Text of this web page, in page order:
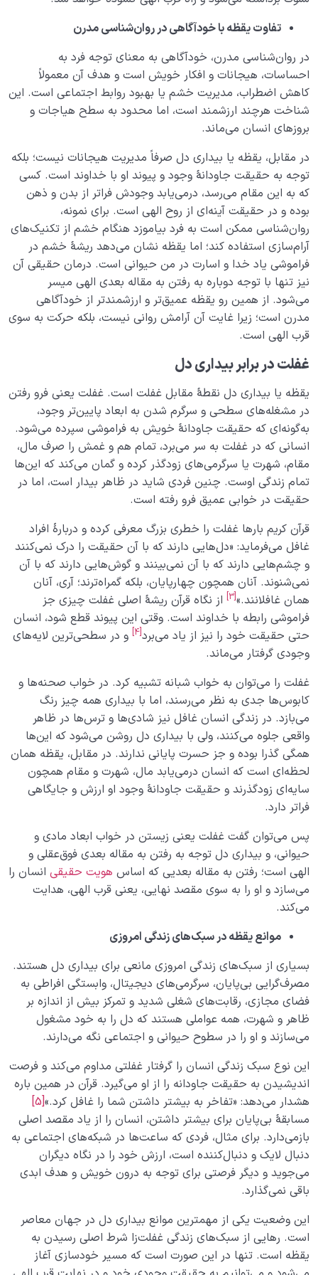
تفاوت یقظه با خودآگاهی در روان‌شناسی مدرن
در روان‌شناسی مدرن، خودآگاهی به معنای توجه فرد به
احساسات، هیجانات و افکار خویش است و هدف آن معمولاً
کاهش اضطراب، مدیریت خشم یا بهبود روابط اجتماعی است. این
شناخت هرچند ارزشمند است، اما محدود به سطح هیاجات و
بروزهای انسان می‌ماند.
در مقابل، یقظه یا بیداری دل صرفاً مدیریت هیجانات نیست؛ بلکه
توجه به حقیقت جاودانۀ وجود و پیوند او با خداوند است. کسی
که به این مقام می‌رسد، در‌می‌یابد وجودش فراتر از بدن و ذهن
بوده و در حقیقت آینه‌ای از روح الهی است. برای نمونه،
روان‌شناسی ممکن است به فرد بیاموزد هنگام خشم از تکنیک‌های
آرام‌سازی استفاده کند؛ اما یقظه نشان می‌دهد ریشۀ خشم در
فراموشی یاد خدا و اسارت در من حیوانی است. درمان حقیقی آن
نیز تنها با توجه دوباره به رفتن به مقاله بعدی الهی میسر
می‌شود. از ‌همین رو یقظه عمیق‌تر و ارزشمندتر از خودآگاهی
مدرن است؛ زیرا غایت آن آرامش روانی نیست، بلکه حرکت به سوی
قرب الهی است.
غفلت در برابر بیداری دل
یقظه یا بیداری دل نقطۀ مقابل غفلت است. غفلت یعنی فرو رفتن
در مشغله‌های سطحی و سرگرم شدن به ابعاد پایین‌تر وجود،
به‌گونه‌ای که حقیقت جاودانۀ خویش به فراموشی سپرده می‌شود.
انسانی که در غفلت به سر می‌برد، تمام هم و غمش را صرف مال،
مقام، شهرت یا سرگرمی‌های زودگذر کرده و گمان می‌کند که این‌ها
تمام زندگی اوست. چنین فردی شاید در ظاهر بیدار است، اما در
حقیقت در خوابی عمیق فرو رفته است.
قرآن کریم بارها غفلت را خطری بزرگ معرفی کرده و دربارۀ افراد
غافل می‌فرماید: «دل‌هایی دارند که با آن حقیقت را درک نمی‌کنند
و چشم‌هایی دارند که با آن نمی‌بینند و گوش‌هایی دارند که با آن
نمی‌شنوند. آنان همچون چهارپایان، بلکه گمراه‌ترند؛ آری، آنان
همان غافلانند.»[3]
از نگاه قرآن ریشۀ اصلی غفلت چیزی جز
فراموشی رابطه با خداوند است. وقتی این پیوند قطع شود، انسان
حتی حقیقت خود را نیز از یاد می‌برد[4]
و در سطحی‌ترین لایه‌های
وجودی گرفتار می‌ماند.
غفلت را می‌توان به خواب شبانه تشبیه کرد. در خواب صحنه‌ها و
کابوس‌ها جدی به نظر می‌رسند، اما با بیداری همه چیز رنگ
می‌بازد. در زندگی انسان غافل نیز شادی‌ها و ترس‌ها در ظاهر
واقعی جلوه می‌کنند، ولی با بیداری دل روشن می‌شود که این‌ها
همگی گذرا بوده و جز حسرت پایانی ندارند. در مقابل، یقظه همان
لحظه‌ای است که انسان در‌می‌یابد مال، شهرت و مقام همچون
سایه‌ای زودگذرند و حقیقت جاودانۀ وجود او ارزش و جایگاهی
فراتر دارد.
پس می‌توان گفت غفلت یعنی زیستن در خواب ابعاد مادی و
حیوانی، و بیداری دل توجه به رفتن به مقاله بعدی فوق‌عقلی و
الهی است؛ رفتن به مقاله بعدیی که اساس هویت حقیقی انسان را
می‌سازد و او را به سوی مقصد نهایی، یعنی قرب الهی، هدایت
می‌کند.
موانع یقظه در سبک‌های زندگی امروزی
بسیاری از سبک‌‌های زندگی امروزی مانعی برای بیداری دل هستند.
مصرف‌گرایی بی‌پایان، سرگرمی‌های دیجیتال، وابستگی افراطی به
فضای مجازی، رقابت‌های شغلی شدید و تمرکز بیش از اندازه بر
ظاهر و شهرت، همه عواملی هستند که دل را به خود مشغول
می‌سازند و او را در سطوح حیوانی و اجتماعی نگه می‌دارند.
این نوع سبک زندگی انسان را گرفتار غفلتی مداوم می‌کند و فرصت
اندیشیدن به حقیقت جاودانه را از او می‌گیرد. قرآن در همین باره
هشدار می‌دهد: «تفاخر به بیشتر داشتن شما را غافل کرد.»[5]
مسابقۀ بی‌پایان برای بیشتر داشتن، انسان را از یاد مقصد اصلی
باز‌می‌دارد. برای مثال، فردی که ساعت‌ها در شبکه‌های اجتماعی به
دنبال لایک و دنبال‌کننده است، ارزش خود را در نگاه دیگران
می‌جوید و دیگر فرصتی برای توجه به درون خویش و هدف ابدی
باقی نمی‌گذارد.
این وضعیت یکی از مهمترین موانع بیداری دل در جهان معاصر
است. رهایی از سبک‌های زندگی غفلت‌زا شرط اصلی رسیدن به
یقظه است. تنها در این صورت است که مسیر خودسازی آغاز